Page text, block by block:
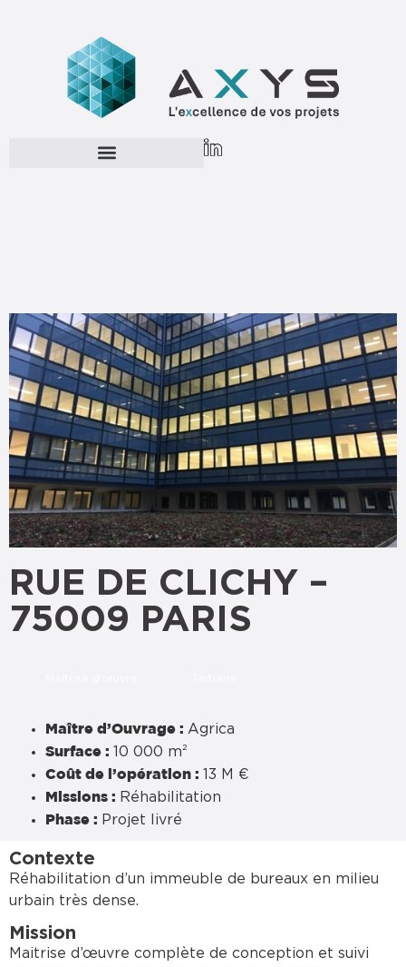
RUE DE CLICHY –
75009 PARIS
Maître d’Ouvrage : Agrica
Surface : 10 000 m²
Coût de l’opération : 13 M €
Missions : Réhabilitation
Phase : Projet livré
Contexte
Réhabilitation d’un immeuble de bureaux en milieu
urbain très dense.
Mission
Maitrise d’œuvre complète de conception et suivi